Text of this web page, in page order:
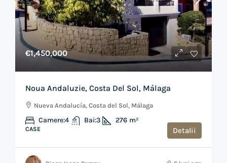
€1,450,000
Noua Andaluzie, Costa Del Sol, Málaga
Nueva Andalucía, Costa del Sol, Málaga
Camere:4 Bai:3 276 m²
CASE Detalii